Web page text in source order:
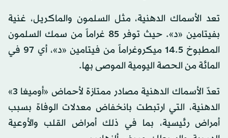
تعد الأسماك الدهنية، مثل السلمون والماكريل، غنية
بفيتامين «د». حيث توفر 85 غراماً من سمك السلمون
المطبوخ 14.5 ميكروغراماً من فيتامين «د»، أي 97 في
المائة من الحصة اليومية الموصى بها.
تعدّ الأسماك الدهنية مصادر ممتازة لأحماض «أوميغا 3»
الدهنية، التي ارتبطت بانخفاض معدلات الوفاة بسبب
أمراض رئيسية، بما في ذلك أمراض القلب والأوعية